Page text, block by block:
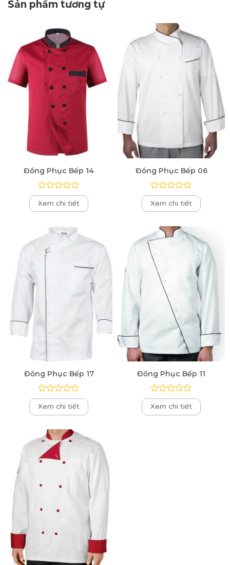
Sản phẩm tương tự
Đồng Phục Bếp 14
Được
xếp
hạng
sao
Xem chi tiết
Đồng Phục Bếp 06
Được
xếp
hạng
sao
Xem chi tiết
Đồng Phục Bếp 17
Được
xếp
hạng
sao
Xem chi tiết
Đồng Phục Bếp 11
Được
xếp
hạng
Xem chi tiết